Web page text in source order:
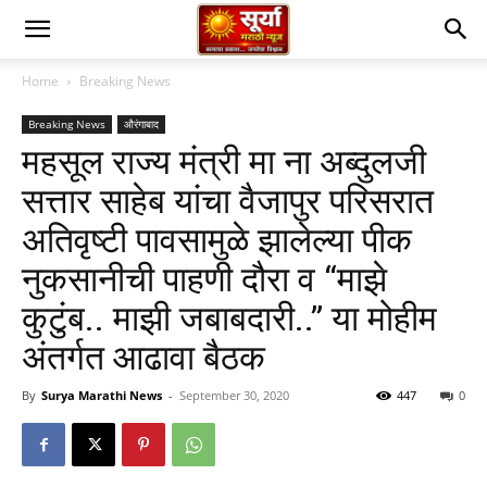
Home Breaking News
Breaking News औरंगाबाद
महसूल राज्य मंत्री मा ना अब्दुलजी
सत्तार साहेब यांचा वैजापुर परिसरात
अतिवृष्टी पावसामुळे झालेल्या पीक
नुकसानीची पाहणी दौरा व “माझे
कुटुंब.. माझी जबाबदारी..” या मोहीम
अंतर्गत आढावा बैठक
By Surya Marathi News - September 30, 2020 0
447